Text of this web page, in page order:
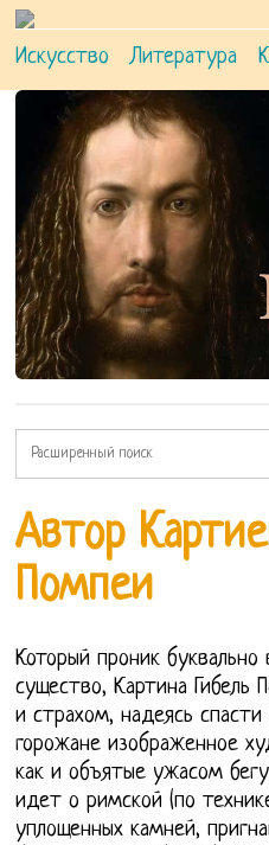
Искусство Литература
Автор
Помпеи
Который проник
существо, Картина
и страхом, надеясь
горожане изображенное
как и объятые ужасом
идет о римской (по
уплощенных камней,